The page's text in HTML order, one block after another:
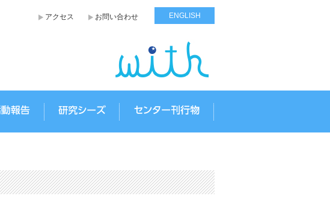
アクセス お問い合わせ ENGLISH
テーマ 活動報告 研究シーズ センター刊行物